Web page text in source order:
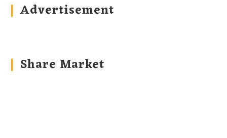
Advertisement
Share Market